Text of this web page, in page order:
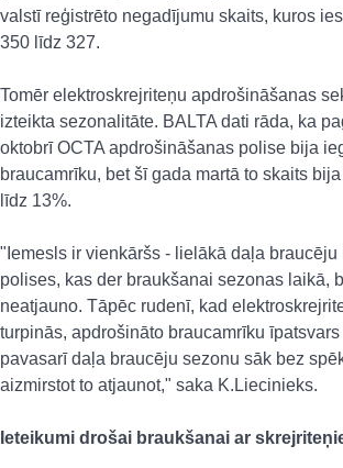
valstī reģistrēto negadījumu skaits, kuros
350 līdz 327.
Tomēr elektroskrejriteņu apdrošināšanas
izteikta sezonalitāte. BALTA dati rāda, ka
oktobrī OCTA apdrošināšanas polise bija
braucamrīku, bet šī gada martā to skaits
līdz 13%.
"Iemesls ir vienkāršs - lielākā daļa braucēju
polises, kas der braukšanai sezonas laikā,
neatjauno. Tāpēc rudenī, kad
turpinās, apdrošināto braucamrīku
pavasarī daļa braucēju sezonu sāk bez
aizmirstot to atjaunot," saka K.Liecinieks.
Ieteikumi drošai braukšanai ar